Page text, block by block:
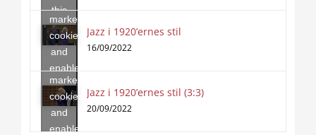
this
content
marketing
cookies
and
enable
this
content
Jazz i 1920’ernes stil
16/09/2022
Click
to
accept
marketing
cookies
and
enable
Jazz i 1920’ernes stil (3:3)
20/09/2022